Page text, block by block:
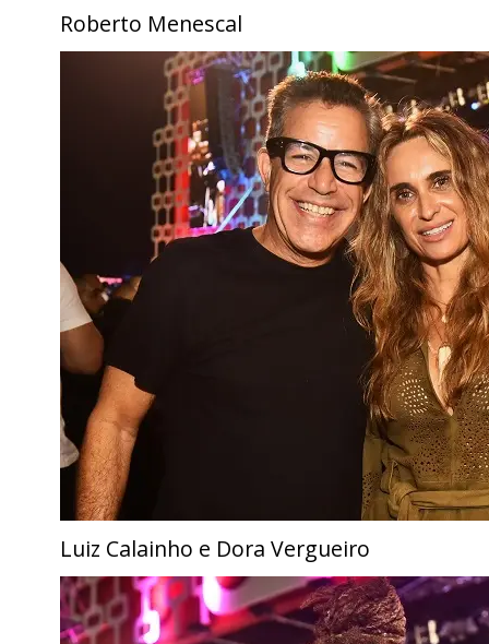
Roberto Menescal
Luiz Calainho e Dora Vergueiro